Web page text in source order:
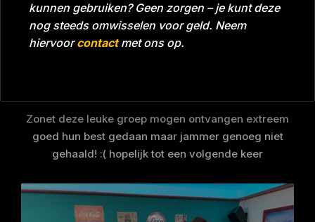
kunnen gebruiken? Geen zorgen – je kunt deze
nog steeds omwisselen voor geld. Neem
hiervoorcontactmet ons op.
Tijd Bijna gehaald Datum 18-06-2022
Room Project Blue 26A8
Zonet deze leuke groep mogen ontvangen extreem
goed hun best gedaan maar jammer genoeg niet
gehaald! :( hopelijk tot een volgende keer